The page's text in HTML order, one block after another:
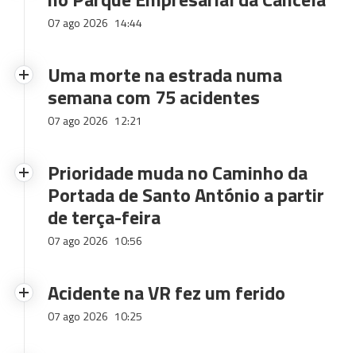
07 ago 2026 14:44
Uma morte na estrada numa
semana com 75 acidentes
07 ago 2026 12:21
Prioridade muda no Caminho da
Portada de Santo António a partir
de terça-feira
07 ago 2026 10:56
Acidente na VR fez um ferido
07 ago 2026 10:25